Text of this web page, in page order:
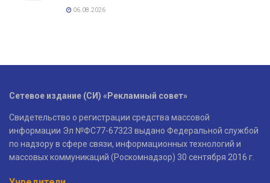
06.08.2026
Сетевое издание (СИ) «Рекламный совет»
Свидетельство о регистрации средства массовой
информации Эл №ФС77-67323 выдано Федеральной службой
по надзору в сфере связи, информационных технологий и
массовых коммуникаций (Роскомнадзор) 30 сентября 2016 г.